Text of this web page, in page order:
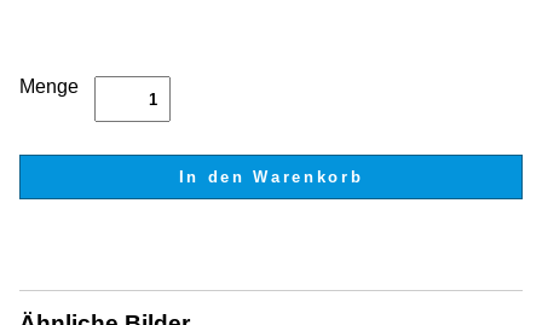
Menge